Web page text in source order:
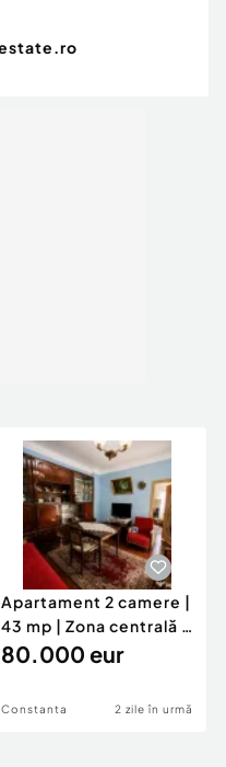
Apartament 2 camere |
43 mp | Zona centrală |
Semidecomanda
80.000 eur
Constanta 2 zile în urmă